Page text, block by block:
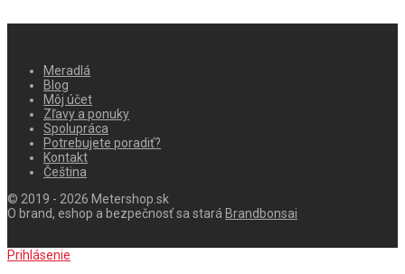
Meradlá
Blog
Môj účet
Zľavy a ponuky
Spolupráca
Potrebujete poradiť?
Kontakt
Čeština
© 2019 - 2026 Metershop.sk
O brand, eshop a bezpečnosť sa stará Brandbonsai
Prihlásenie